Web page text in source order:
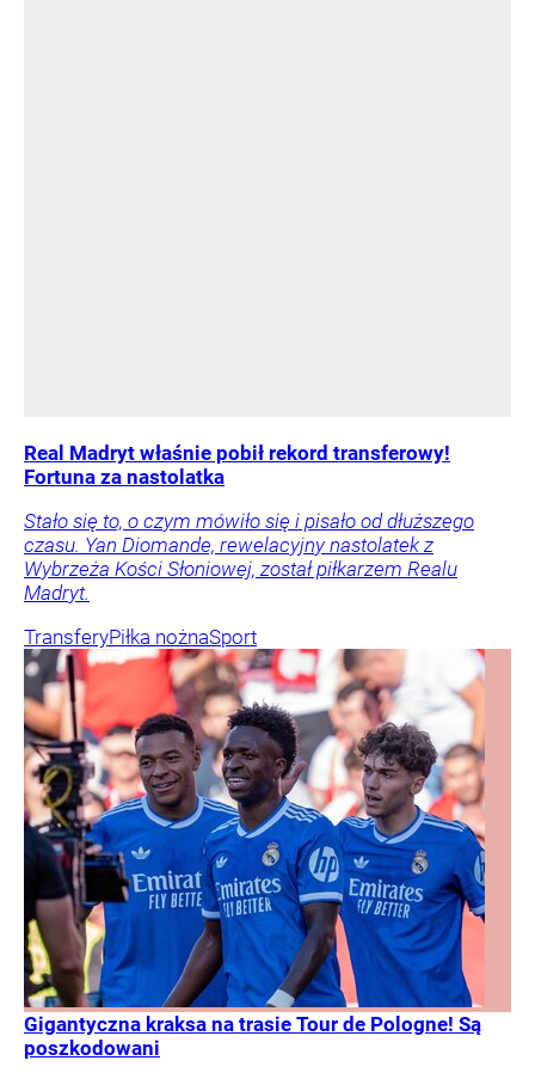
Real Madryt właśnie pobił rekord transferowy!
Fortuna za nastolatka
Stało się to, o czym mówiło się i pisało od dłuższego
czasu. Yan Diomande, rewelacyjny nastolatek z
Wybrzeża Kości Słoniowej, został piłkarzem Realu
Madryt.
TransferyPiłka nożnaSport
Gigantyczna kraksa na trasie Tour de Pologne! Są
poszkodowani